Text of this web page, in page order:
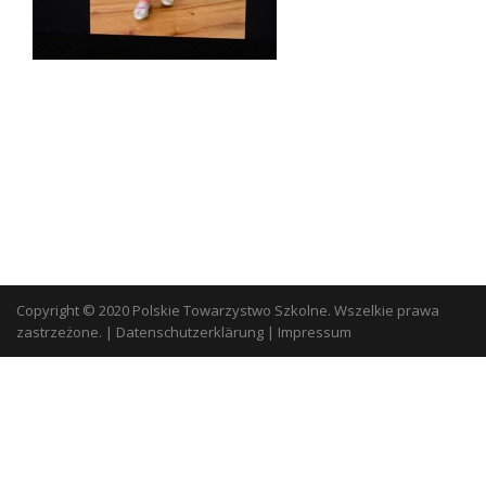
Copyright © 2020 Polskie Towarzystwo Szkolne. Wszelkie prawa
zastrzeżone. | Datenschutzerklärung | Impressum